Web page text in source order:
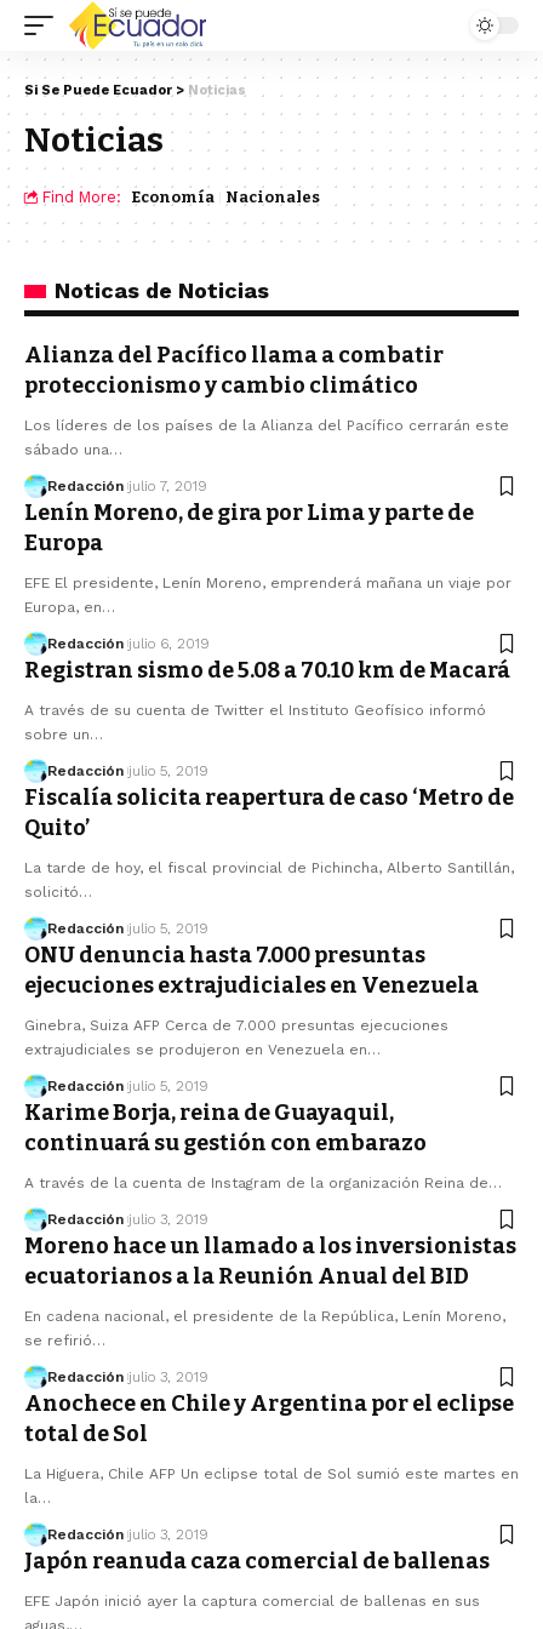
Si Se Puede Ecuador > Noticias
Noticias
Find More: Economía Nacionales
Noticas de Noticias
Alianza del Pacífico llama a combatir
proteccionismo y cambio climático
Los líderes de los países de la Alianza del Pacífico cerrarán este
sábado una…
Redacción julio 7, 2019
Lenín Moreno, de gira por Lima y parte de
Europa
EFE El presidente, Lenín Moreno, emprenderá mañana un viaje por
Europa, en…
Redacción julio 6, 2019
Registran sismo de 5.08 a 70.10 km de Macará
A través de su cuenta de Twitter el Instituto Geofísico informó
sobre un…
Redacción julio 5, 2019
Fiscalía solicita reapertura de caso ‘Metro de
Quito’
La tarde de hoy, el fiscal provincial de Pichincha, Alberto Santillán,
solicitó…
Redacción julio 5, 2019
ONU denuncia hasta 7.000 presuntas
ejecuciones extrajudiciales en Venezuela
Ginebra, Suiza AFP Cerca de 7.000 presuntas ejecuciones
extrajudiciales se produjeron en Venezuela en…
Redacción julio 5, 2019
Karime Borja, reina de Guayaquil,
continuará su gestión con embarazo
A través de la cuenta de Instagram de la organización Reina de…
Redacción julio 3, 2019
Moreno hace un llamado a los inversionistas
ecuatorianos a la Reunión Anual del BID
En cadena nacional, el presidente de la República, Lenín Moreno,
se refirió…
Redacción julio 3, 2019
Anochece en Chile y Argentina por el eclipse
total de Sol
La Higuera, Chile AFP Un eclipse total de Sol sumió este martes en
la…
Redacción julio 3, 2019
Japón reanuda caza comercial de ballenas
EFE Japón inició ayer la captura comercial de ballenas en sus
aguas,…